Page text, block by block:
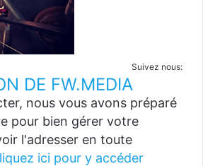
Suivez nous:
DE FW.MEDIA
nous vous avons préparé
pour bien gérer votre
l'adresser en toute
ici pour y accéder